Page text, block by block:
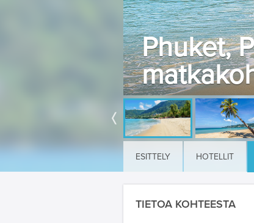
Phuket,
ESITTELY HOTELLIT
TIETOA KOHTEESTA